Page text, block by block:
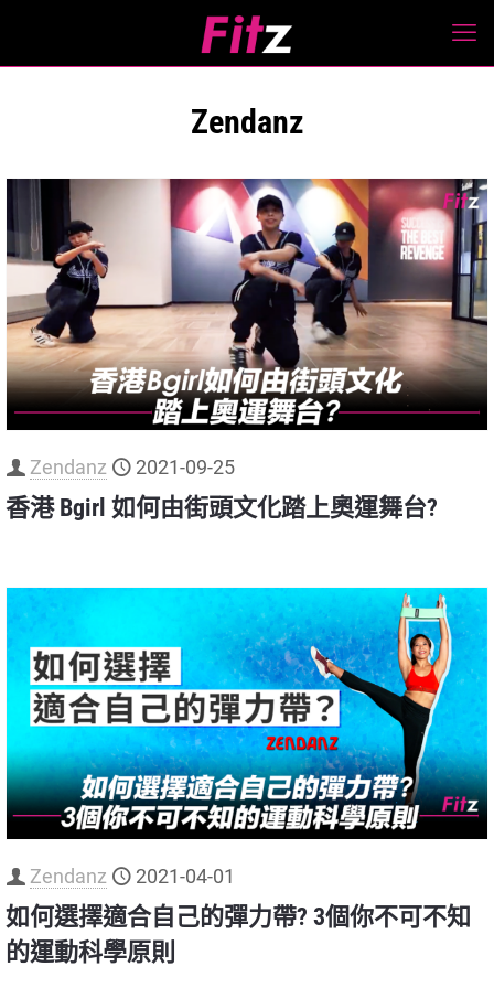
Zendanz
Zendanz 2021-09-25
香港 Bgirl 如何由街頭文化踏上奧運舞台?
Zendanz 2021-04-01
如何選擇適合自己的彈力帶? 3個你不可不知
的運動科學原則